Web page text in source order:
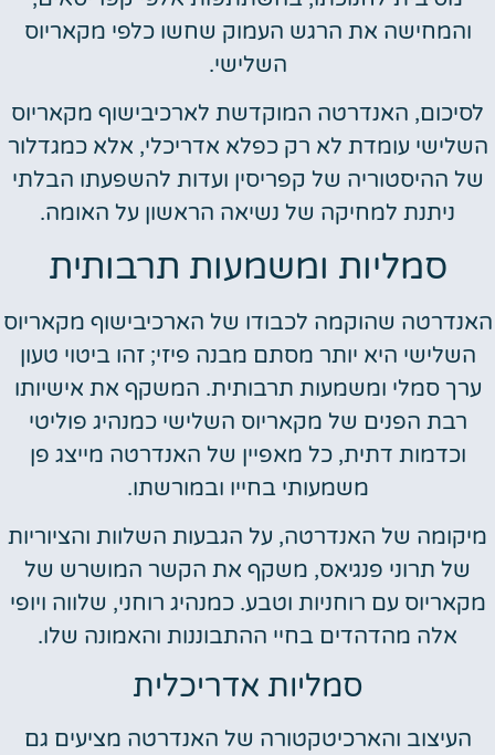
והמחישה את הרגש העמוק שחשו כלפי מקאריוס
השלישי.
לסיכום, האנדרטה המוקדשת לארכיבישוף מקאריוס
השלישי עומדת לא רק כפלא אדריכלי, אלא כמגדלור
של ההיסטוריה של קפריסין ועדות להשפעתו הבלתי
ניתנת למחיקה של נשיאה הראשון על האומה.
סמליות ומשמעות תרבותית
האנדרטה שהוקמה לכבודו של הארכיבישוף מקאריוס
השלישי היא יותר מסתם מבנה פיזי; זהו ביטוי טעון
ערך סמלי ומשמעות תרבותית. המשקף את אישיותו
רבת הפנים של מקאריוס השלישי כמנהיג פוליטי
וכדמות דתית, כל מאפיין של האנדרטה מייצג פן
משמעותי בחייו ובמורשתו.
מיקומה של האנדרטה, על הגבעות השלוות והציוריות
של תרוני פנגיאס, משקף את הקשר המושרש של
מקאריוס עם רוחניות וטבע. כמנהיג רוחני, שלווה ויופי
אלה מהדהדים בחיי ההתבוננות והאמונה שלו.
סמליות אדריכלית
העיצוב והארכיטקטורה של האנדרטה מציעים גם